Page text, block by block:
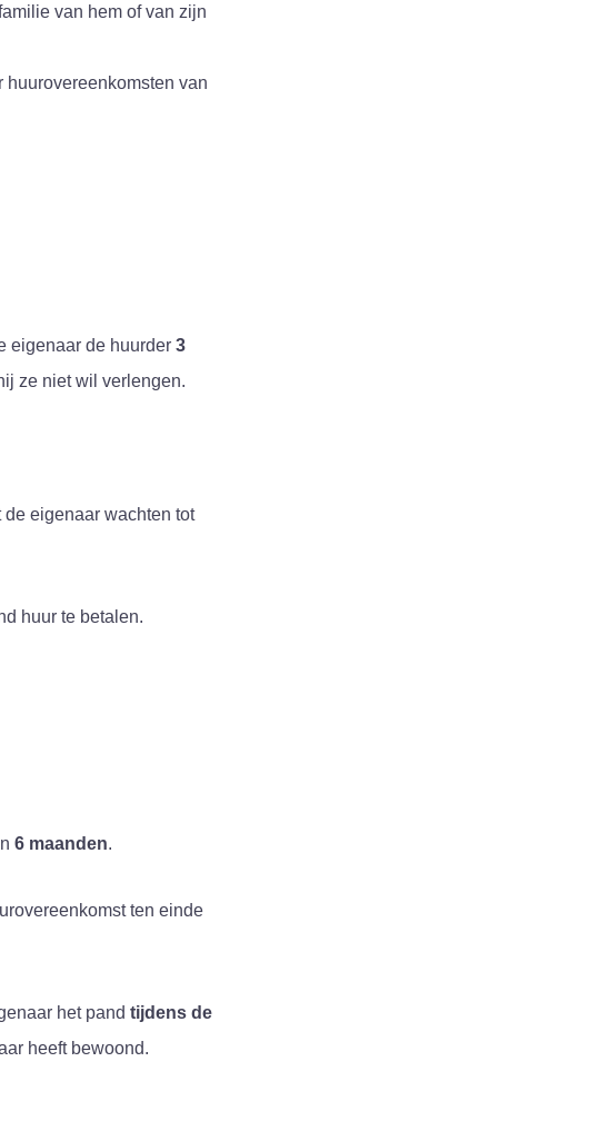
van hem of van zijn
van
eigenaar de huurder3
ze niet wil verlengen.
eigenaar wachten tot
huur te betalen.
6 maanden.
ten einde
het pandtijdens de
heeft bewoond.